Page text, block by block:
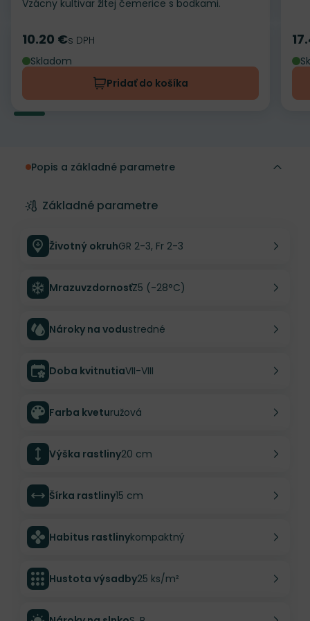
Vzácny kultivar žltej čemerice s bodkami.
Cena
10.20 €s DPH
Skladom
Pridať do košíka
Popis a základné parametre
Základné parametre
Životný okruhGR 2-3, Fr 2-3
MrazuvzdornosťZ5 (-28°C)
Nároky na vodustredné
Doba kvitnutiaVII-VIII
Farba kveturužová
Výška rastliny20 cm
Šírka rastliny15 cm
Habitus rastlinykompaktný
Hustota výsadby25 ks/m²